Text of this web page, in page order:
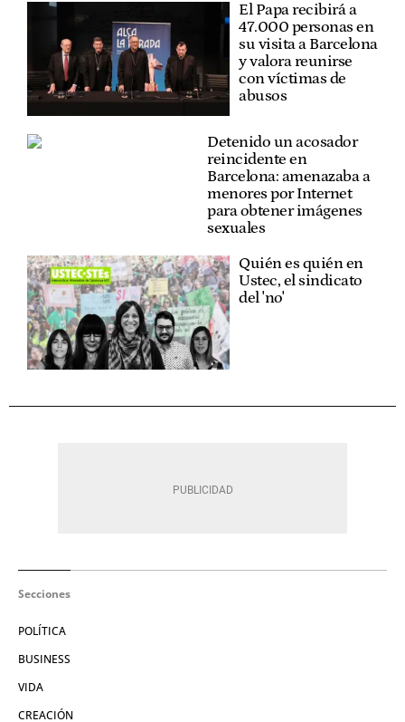
El Papa recibirá a
47.000 personas en
su visita a Barcelona
y valora reunirse
con víctimas de
abusos
Detenido un acosador
reincidente en
Barcelona: amenazaba a
menores por Internet
para obtener imágenes
sexuales
Quién es quién en
Ustec, el sindicato
del 'no'
Secciones
POLÍTICA
BUSINESS
VIDA
CREACIÓN